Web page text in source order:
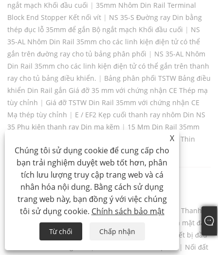
ngắt mạch Khối đầu cuối | 35mm Nhôm Din Rail Terminal
Block End Stopper Kết nối vít | NS 35-S Đường ray Din bằng
thép đục lỗ 35mm để gắn Bộ ngắt mạch Khối đầu cuối | NS
35-AL Nhôm Din Rail 35mm cho các linh kiện điện tử có thể
gắn trên đường ray cho tủ bảng phân phối | NS 35-AL Nhôm
Din Rail 35mm cho các linh kiện điện tử có thể gắn trên thanh
ray cho tủ bảng điều khiển. | Bảng phân phối TSTW Bảng điều
khiển Din Rail gắn Giá đỡ 35 mm với chứng nhận CE Thép mạ
tùy chỉnh | Giá đỡ TSTW Din Rail 35mm với chứng nhận CE
Mạ thép tùy chỉnh | E / EF2 Kẹp cuối thanh ray nhôm Din NS
35 Phụ kiện thanh ray Din mạ kẽm | 15 Mm Din Rail 35mm
Utra Thin
35mm Din Rail Terminal Block End Giá đỡ Kẹp dừng
Thanh xe buýt đầu cuối
Khối thiết bị đầu cuối kết nối vít|Khối bến xe buýt
Thanh
xe buýt đầu cuối mạng màu xanh
Thanh xe buýt ga mặt đất
Bãi đỗ xe buýt Green Terminal
Khối thiết bị đầu
| Nối đất
X
Chúng tôi sử dụng cookie để cung cấp cho
bạn trải nghiệm duyệt web tốt hơn, phân
tích lưu lượng truy cập trang web và cá
nhân hóa nội dung. Bằng cách sử dụng
trang web này, bạn đồng ý với việc chúng
tôi sử dụng cookie. Chính sách bảo mật
Từ chối Chấp nhận